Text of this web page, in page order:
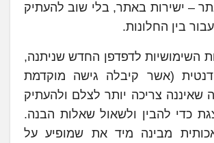
– ישירות באתר, בלי שוב להעתיק
בין החלונות.
השימושיות לדפדפן החדש שניתנה,
(אשר קיבלה גישה מוקדמת
שאיננה צריכה יותר לצלם ולהעתיק
כדי להבין ולשאול שאלות הבנה.
מבינה מיד את שמופיע על